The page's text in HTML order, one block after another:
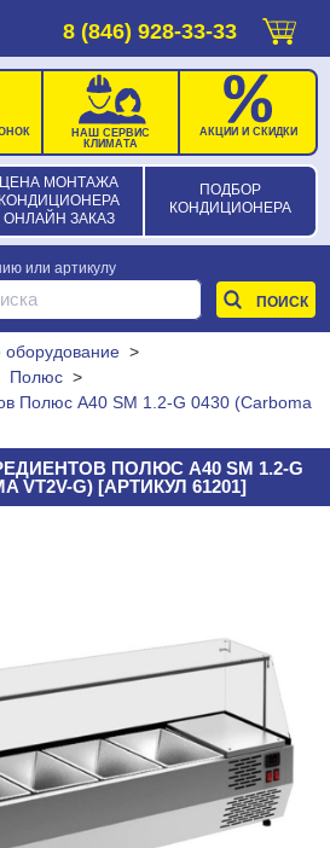
8 (846) 928-33-33
ЦЕНА МОНТАЖА
КОНДИЦИОНЕРА
ОНЛАЙН ЗАКАЗ
ПОДБОР
КОНДИЦИОНЕРА
НАШ СЕРВИС
КЛИМАТА
АКЦИИ И СКИДКИ
или артикулу
>
Полюс >
Полюс A40 SM 1.2-G 0430 (Carboma
ПОЛЮС A40 SM 1.2-G
VT2V-G) [АРТИКУЛ 61201]